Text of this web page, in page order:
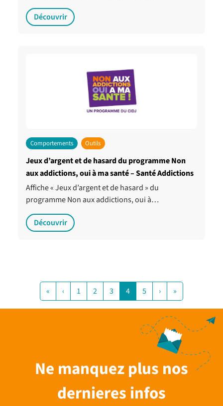
Découvrir
Comportements Outils
Jeux d’argent et de hasard du programme Non
aux addictions, oui à ma santé – Santé Addictions
Affiche « Jeux d’argent et de hasard » du
programme Non aux addictions, oui à…
Découvrir
« ‹ 1 2 3 4 5 › »
Ne manquez plus nos
dernieres infos